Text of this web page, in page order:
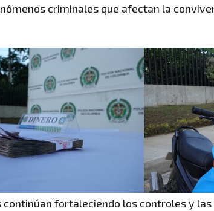
criminales que afectan la
continúan fortaleciendo los controles y